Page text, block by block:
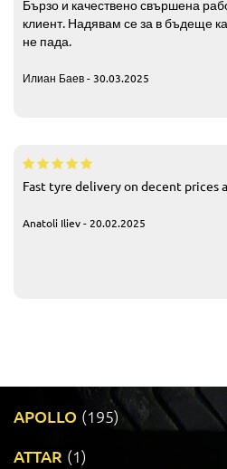
Бързо и качествено свършена
клиент. Надявам се за в бъдеще
не пада.
Илиан Баев - 30.03.2025
Fast tyre delivery on decent prices
Anatoli Iliev - 20.02.2025
APOLLO (195)
ATTAR (1)